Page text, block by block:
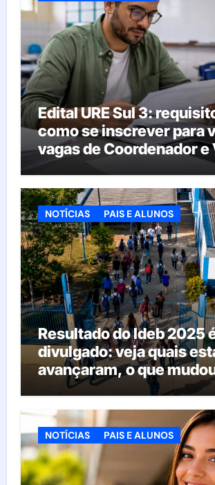
Edital URE Sul 3:
como se inscrever para
vagas de Coordenador
Diretor
NOTÍCIAS PAIS E ALUNOS
Resultado do Ideb 2025
divulgado: veja quais
avançaram, o que
esperar da educação
NOTÍCIAS PAIS E ALUNOS